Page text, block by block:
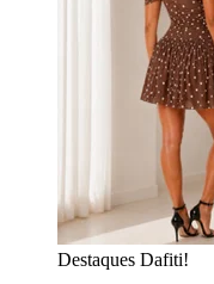
Destaques Dafiti!